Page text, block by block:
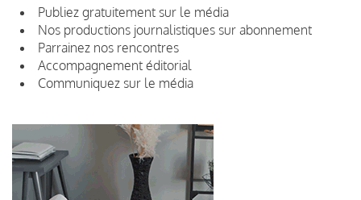
Publiez gratuitement sur le média
Nos productions journalistiques sur abonnement
Parrainez nos rencontres
Accompagnement éditorial
Communiquez sur le média